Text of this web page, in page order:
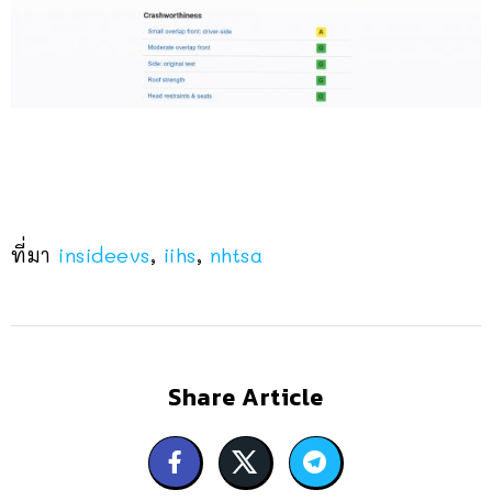
ที่มา insideevs, iihs, nhtsa
Share Article